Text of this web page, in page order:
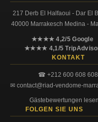
217 Derb El Halfaoui - Dar El
40000 Marrakesch Medina -
★★★★ 4,2/5 Google
★★★★ 4,1/5
KONTAKT
☎ +212 600 608 608
✉ contact@riad-vendome-
Gästebewertungen
FOLGEN SIE UNS